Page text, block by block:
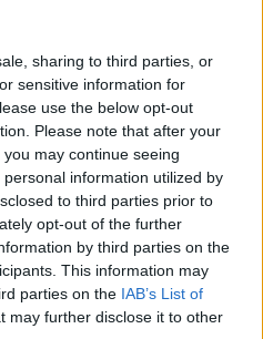
sharing to third parties, or
sensitive information for
use the below opt-out
Please note that after your
may continue seeing
information utilized by
to third parties prior to
opt-out of the further
by third parties on the
This information may
parties on the IAB’s List of
may further disclose it to other
Μακιγιάζ – Spa
Τα υποχρεωτικά πεδία